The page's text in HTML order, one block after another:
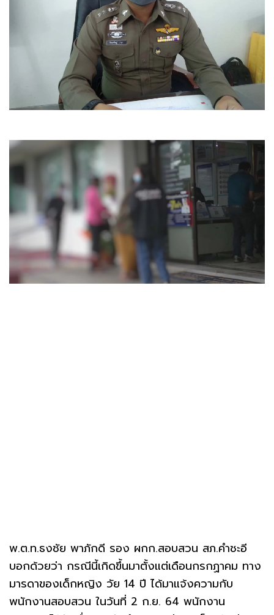
พ.ต.ท.ธงชัย พาภักดี รอง ผกก.สอบสวน สภ.คำชะอี
บอกด้วยว่า กรณีนี้เกิดขึ้นมาตั้งแต่เดือนกรกฏาคม ทาง
มารดาของเด็กหญิง วัย 14 ปี ได้มาแจ้งความกับ
พนักงานสอบสวน ในวันที่ 2 ก.ย. 64 พนักงาน